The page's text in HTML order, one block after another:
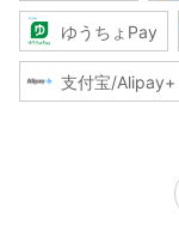
ゆうちょPay
支付宝/Alipay+